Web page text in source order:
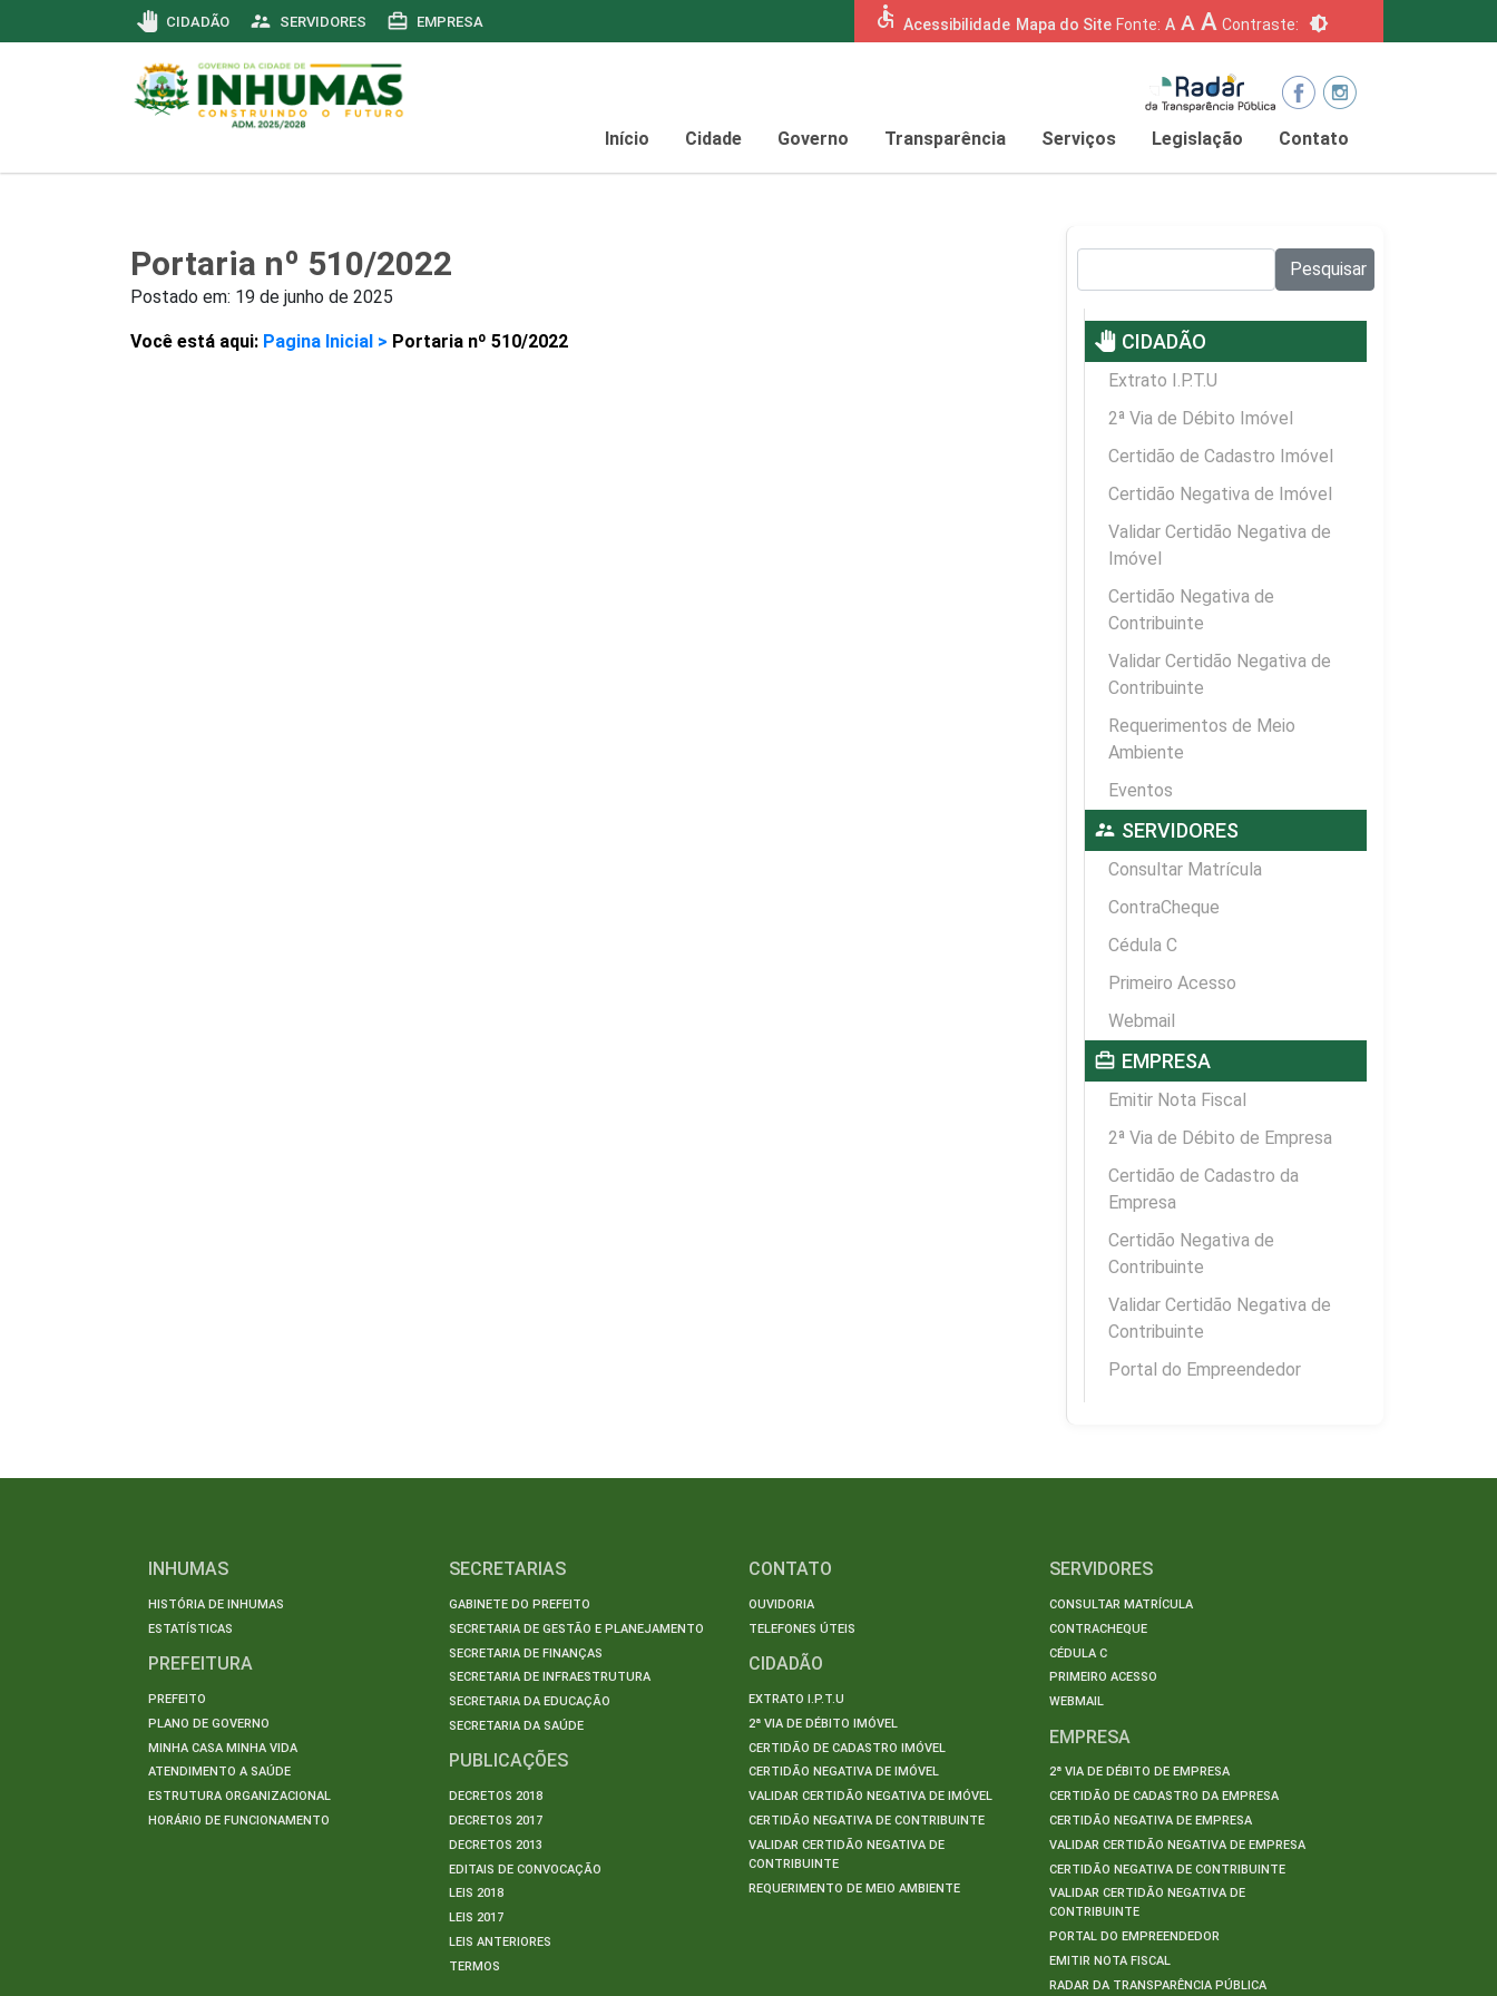
pan_tool CIDADÃO supervisor_account SERVIDORES card_travel EMPRESA accessible Acessibilidade Mapa do Site Fonte: A A A Contraste: brightness_6
Início Cidade Governo Transparência Serviços Legislação Contato
Portaria nº 510/2022
Postado em: 19 de junho de 2025
Você está aqui: Pagina Inicial > Portaria nº 510/2022
Pesquisar
pan_tool CIDADÃO
Extrato I.P.T.U
2ª Via de Débito Imóvel
Certidão de Cadastro Imóvel
Certidão Negativa de Imóvel
Validar Certidão Negativa de
Imóvel
Certidão Negativa de
Contribuinte
Validar Certidão Negativa de
Contribuinte
Requerimentos de Meio
Ambiente
Eventos
supervisor_account SERVIDORES
Consultar Matrícula
ContraCheque
Cédula C
Primeiro Acesso
Webmail
card_travel EMPRESA
Emitir Nota Fiscal
2ª Via de Débito de Empresa
Certidão de Cadastro da
Empresa
Certidão Negativa de
Contribuinte
Validar Certidão Negativa de
Contribuinte
Portal do Empreendedor
INHUMAS
HISTÓRIA DE INHUMAS
ESTATÍSTICAS
PREFEITURA
PREFEITO
PLANO DE GOVERNO
MINHA CASA MINHA VIDA
ATENDIMENTO A SAÚDE
ESTRUTURA ORGANIZACIONAL
HORÁRIO DE FUNCIONAMENTO
SECRETARIAS
GABINETE DO PREFEITO
SECRETARIA DE GESTÃO E PLANEJAMENTO
SECRETARIA DE FINANÇAS
SECRETARIA DE INFRAESTRUTURA
SECRETARIA DA EDUCAÇÃO
SECRETARIA DA SAÚDE
PUBLICAÇÕES
DECRETOS 2018
DECRETOS 2017
DECRETOS 2013
EDITAIS DE CONVOCAÇÃO
LEIS 2018
LEIS 2017
LEIS ANTERIORES
TERMOS
CONTATO
OUVIDORIA
TELEFONES ÚTEIS
CIDADÃO
EXTRATO I.P.T.U
2ª VIA DE DÉBITO IMÓVEL
CERTIDÃO DE CADASTRO IMÓVEL
CERTIDÃO NEGATIVA DE IMÓVEL
VALIDAR CERTIDÃO NEGATIVA DE IMÓVEL
CERTIDÃO NEGATIVA DE CONTRIBUINTE
VALIDAR CERTIDÃO NEGATIVA DE
CONTRIBUINTE
REQUERIMENTO DE MEIO AMBIENTE
SERVIDORES
CONSULTAR MATRÍCULA
CONTRACHEQUE
CÉDULA C
PRIMEIRO ACESSO
WEBMAIL
EMPRESA
2ª VIA DE DÉBITO DE EMPRESA
CERTIDÃO DE CADASTRO DA EMPRESA
CERTIDÃO NEGATIVA DE EMPRESA
VALIDAR CERTIDÃO NEGATIVA DE EMPRESA
CERTIDÃO NEGATIVA DE CONTRIBUINTE
VALIDAR CERTIDÃO NEGATIVA DE
CONTRIBUINTE
PORTAL DO EMPREENDEDOR
EMITIR NOTA FISCAL
RADAR DA TRANSPARÊNCIA PÚBLICA